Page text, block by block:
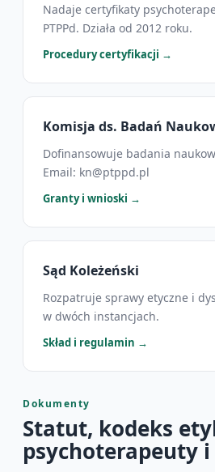
Nadaje certyfikaty
PTPPd. Działa od 2012 roku.
Procedury certyfikacji →
Komisja ds. Badań
Dofinansowuje badania
Email: kn@ptppd.pl
Granty i wnioski →
Sąd Koleżeński
Rozpatruje sprawy etyczne i
w dwóch instancjach.
Skład i regulamin →
Dokumenty
Statut, kodeks
psychoterapeuty